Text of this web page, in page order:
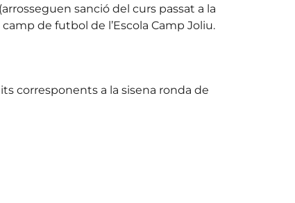
sanció del curs passat a la
de futbol de l’Escola Camp Joliu.
corresponents a la sisena ronda de